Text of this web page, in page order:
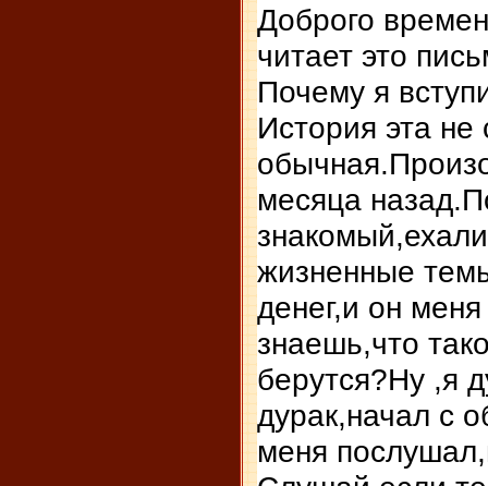
Доброго
читает это
Почему я
История эта не
месяца
жизненные
денег,и он
знаешь,что
берутся?Ну ,я
дурак,начал с
меня